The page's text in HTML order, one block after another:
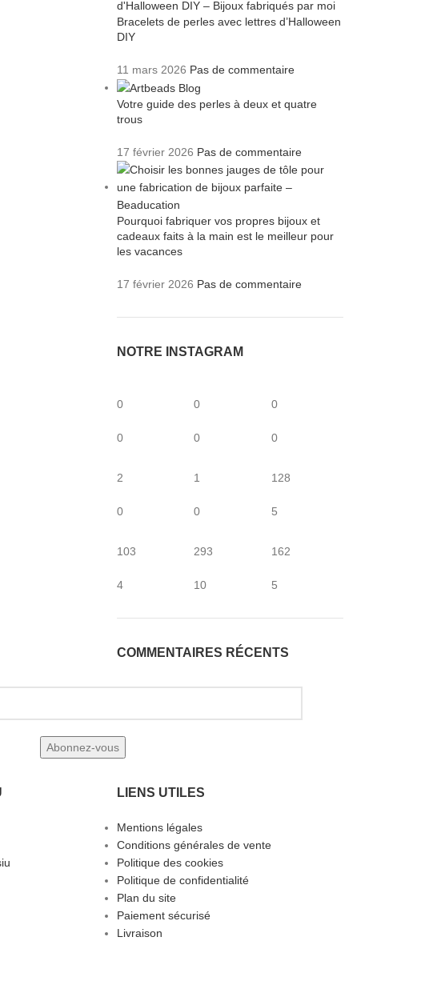
Bracelets de perles avec lettres d’Halloween
DIY
11 mars 2026 Pas de commentaire
Votre guide des perles à deux et quatre
trous
17 février 2026 Pas de commentaire
Pourquoi fabriquer vos propres bijoux et
cadeaux faits à la main est le meilleur pour
les vacances
17 février 2026 Pas de commentaire
NOTRE INSTAGRAM
0
0
0
0
0
0
2
0
1
0
128
5
103
4
293
10
162
5
COMMENTAIRES RÉCENTS
LIENS UTILES
Mentions légales
Conditions générales de vente
Politique des cookies
Politique de confidentialité
Plan du site
Paiement sécurisé
Livraison